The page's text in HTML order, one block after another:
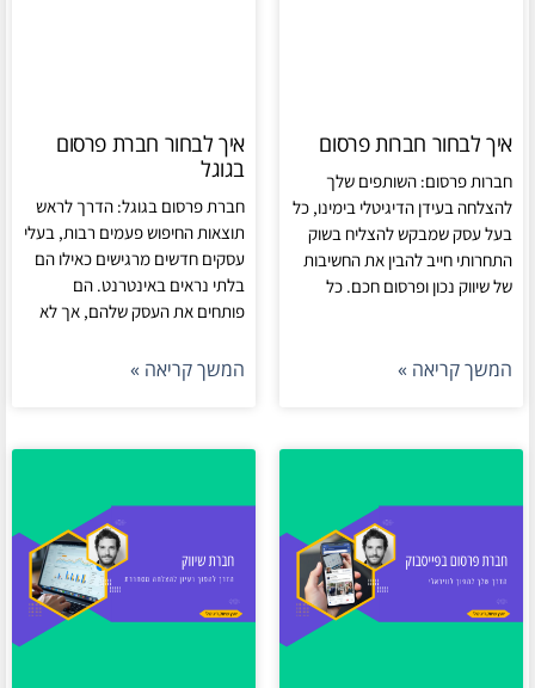
איך לבחור חברות פרסום
חברות פרסום: השותפים שלך
להצלחה בעידן הדיגיטלי בימינו, כל
בעל עסק שמבקש להצליח בשוק
התחרותי חייב להבין את החשיבות
של שיווק נכון ופרסום חכם. כל
המשך קריאה »
איך לבחור חברת פרסום
בגוגל
חברת פרסום בגוגל: הדרך לראש
תוצאות החיפוש פעמים רבות, בעלי
עסקים חדשים מרגישים כאילו הם
בלתי נראים באינטרנט. הם
פותחים את העסק שלהם, אך לא
המשך קריאה »